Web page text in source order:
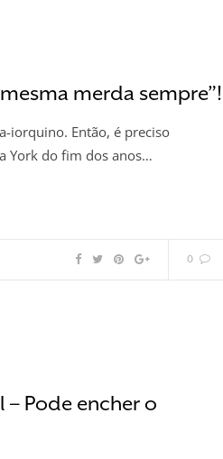
merda sempre”!
iorquino. Então, é preciso
York do fim dos anos…
0
– Pode encher o